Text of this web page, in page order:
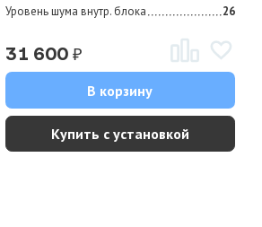
Уровень шума внутр. блока
26
31 600 ₽
В корзину
Купить с установкой